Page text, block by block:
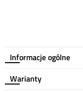
Informacje ogólne
Warianty